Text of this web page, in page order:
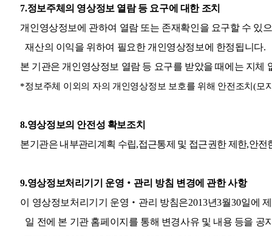
7.정보주체의 영상정보 열람 등 요구에 대한 조치
개인영상정보에 관하여 열람 또는 존재확인을 요구할 수 있
재산의 이익을 위하여 필요한 개인영상정보에 한정됩니다.
본 기관은 개인영상정보 열람 등 요구를 받았을 때에는 지체
*정보주체 이외의 자의 개인영상정보 보호를 위해 안전조치(모
8.영상정보의 안전성 확보조치
본기관은 내부관리계획 수립,접근통제 및 접근권한 제한,안전
9.영상정보처리기기 운영 ‧ 관리 방침 변경에 관한 사항
이 영상정보처리기기 운영 ‧ 관리 방침은2013년3월30일에
일 전에 본 기관 홈페이지를 통해 변경사유 및 내용 등을 공